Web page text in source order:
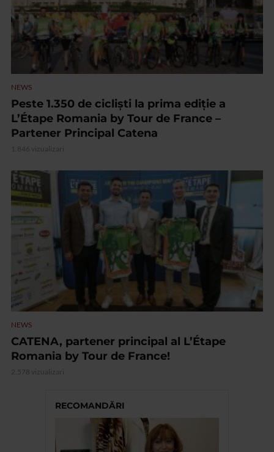
NEWS
Peste 1.350 de cicliști la prima ediție a
L’Étape Romania by Tour de France –
Partener Principal Catena
1.846 vizualizari
NEWS
CATENA, partener principal al L’Étape
Romania by Tour de France!
2.578 vizualizari
RECOMANDĂRI